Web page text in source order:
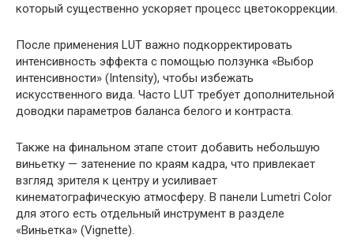
который существенно ускоряет процесс цветокоррекции.
После применения LUT важно подкорректировать
интенсивность эффекта с помощью ползунка «Выбор
интенсивности» (Intensity), чтобы избежать
искусственного вида. Часто LUT требует дополнительной
доводки параметров баланса белого и контраста.
Также на финальном этапе стоит добавить небольшую
виньетку — затенение по краям кадра, что привлекает
взгляд зрителя к центру и усиливает
кинематографическую атмосферу. В панели Lumetri Color
для этого есть отдельный инструмент в разделе
«Виньетка» (Vignette).